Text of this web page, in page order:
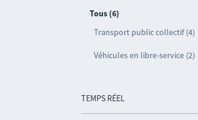
Tous (6)
Transport public collectif (4)
Véhicules en libre-service (2)
TEMPS RÉEL